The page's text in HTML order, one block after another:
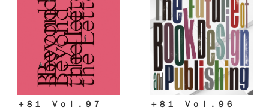
＋８１ Ｖｏｌ．９７ ＋８１ Ｖｏｌ．９６